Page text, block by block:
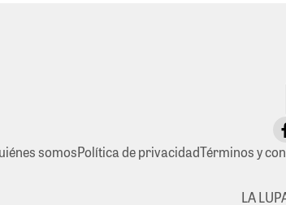
somosPolítica de privacidadTérminos y
LA